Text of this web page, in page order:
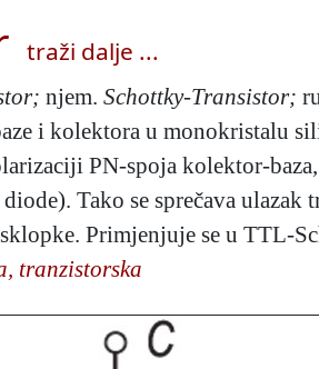
traži dalje ...
njem. Schottky-Transistor;
i kolektora u monokristalu
PN-spoja kolektor-
Tako se sprečava ulazak
sklopke. Primjenjuje se u
tranzistorska